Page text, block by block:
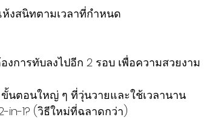
งสนิทตามเวลาที่กำหนด
การทับลงไปอีก 2 รอบ เพื่อความสวยงาม
นตอนใหญ่ ๆ ที่วุ่นวายและใช้เวลานาน
in-1? (วิธีใหม่ที่ฉลาดกว่า)